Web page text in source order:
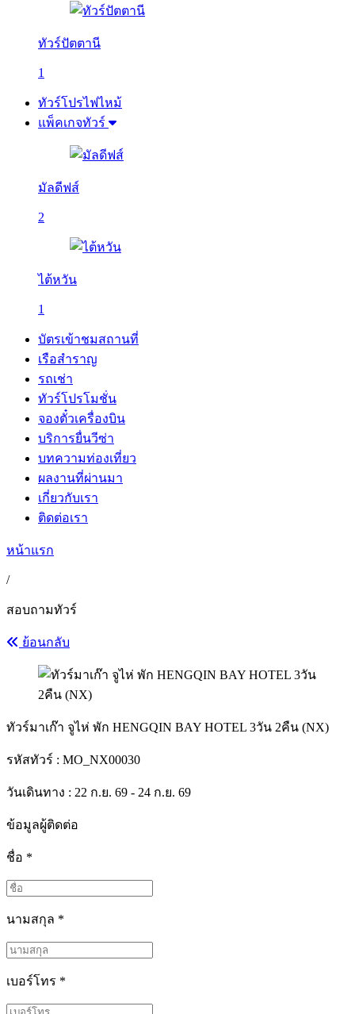
ทัวร์ปัตตานี
1
ทัวร์โปรไฟไหม้
แพ็คเกจทัวร์
มัลดีฟส์
2
ไต้หวัน
1
บัตรเข้าชมสถานที่
เรือสำราญ
รถเช่า
ทัวร์โปรโมชั่น
จองตั๋วเครื่องบิน
บริการยื่นวีซ่า
บทความท่องเที่ยว
ผลงานที่ผ่านมา
เกี่ยวกับเรา
ติดต่อเรา
หน้าแรก
/
สอบถามทัวร์
ย้อนกลับ
ทัวร์มาเก๊า จูไห่ พัก HENGQIN BAY HOTEL 3วัน 2คืน (NX)
รหัสทัวร์ : MO_NX00030
วันเดินทาง : 22 ก.ย. 69 - 24 ก.ย. 69
ข้อมูลผู้ติดต่อ
ชื่อ *
นามสกุล *
เบอร์โทร *